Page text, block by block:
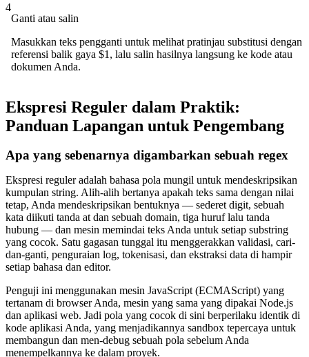
4
Ganti atau salin
Masukkan teks pengganti untuk melihat pratinjau substitusi dengan
referensi balik gaya $1, lalu salin hasilnya langsung ke kode atau
dokumen Anda.
Ekspresi Reguler dalam Praktik:
Panduan Lapangan untuk Pengembang
Apa yang sebenarnya digambarkan sebuah regex
Ekspresi reguler adalah bahasa pola mungil untuk mendeskripsikan
kumpulan string. Alih-alih bertanya apakah teks sama dengan nilai
tetap, Anda mendeskripsikan bentuknya — sederet digit, sebuah
kata diikuti tanda at dan sebuah domain, tiga huruf lalu tanda
hubung — dan mesin memindai teks Anda untuk setiap substring
yang cocok. Satu gagasan tunggal itu menggerakkan validasi, cari-
dan-ganti, penguraian log, tokenisasi, dan ekstraksi data di hampir
setiap bahasa dan editor.
Penguji ini menggunakan mesin JavaScript (ECMAScript) yang
tertanam di browser Anda, mesin yang sama yang dipakai Node.js
dan aplikasi web. Jadi pola yang cocok di sini berperilaku identik di
kode aplikasi Anda, yang menjadikannya sandbox tepercaya untuk
membangun dan men-debug sebuah pola sebelum Anda
menempelkannya ke dalam proyek.